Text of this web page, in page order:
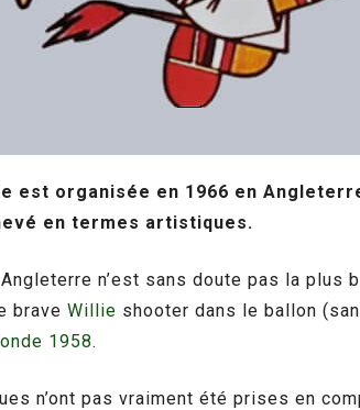
est organisée en 1966 en
en termes artistiques.
n’est sans doute pas la
brave Willie shooter dans le ballon
1958.
n’ont pas vraiment été prises en